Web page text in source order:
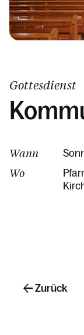
Gottesdienst
Wann
Wo
Zurück